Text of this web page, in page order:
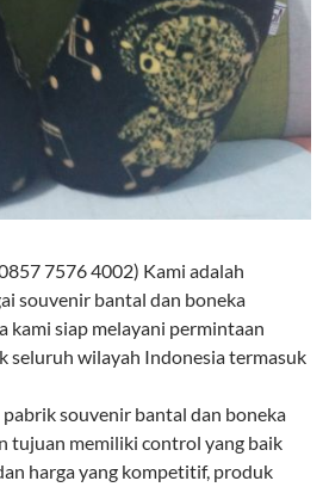
7576 4002) Kami adalah
souvenir bantal dan boneka
kami siap melayani permintaan
seluruh wilayah Indonesia termasuk
souvenir bantal dan boneka
tujuan memiliki control yang baik
harga yang kompetitif, produk